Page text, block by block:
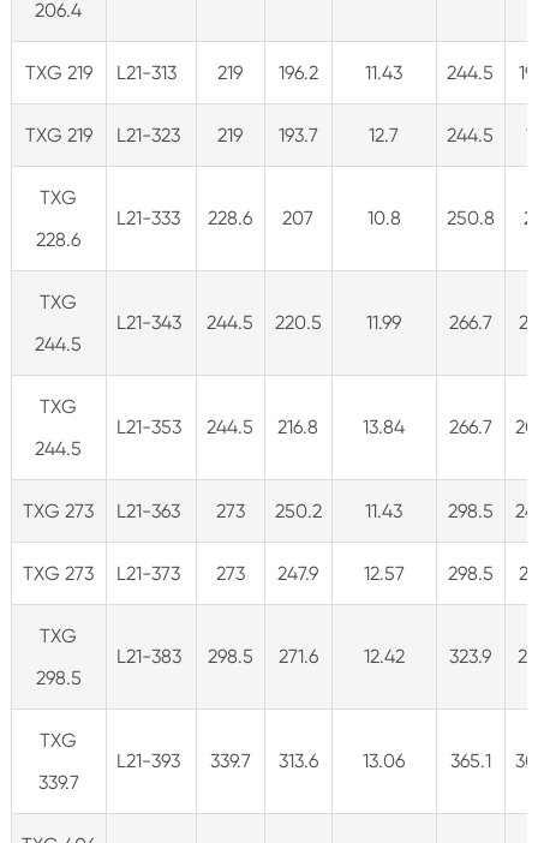
206.4
TXG 219 L21-313 219 196.2 11.43 244.5
TXG 219 L21-323 219 193.7 12.7 244.5
TXG
228.6
L21-333 228.6 207 10.8 250.8
TXG
244.5
L21-343 244.5 220.5 11.99 266.7
TXG
244.5
L21-353 244.5 216.8 13.84 266.7
TXG 273 L21-363 273 250.2 11.43 298.5
TXG 273 L21-373 273 247.9 12.57 298.5
TXG
298.5
L21-383 298.5 271.6 12.42 323.9
TXG
339.7
L21-393 339.7 313.6 13.06 365.1